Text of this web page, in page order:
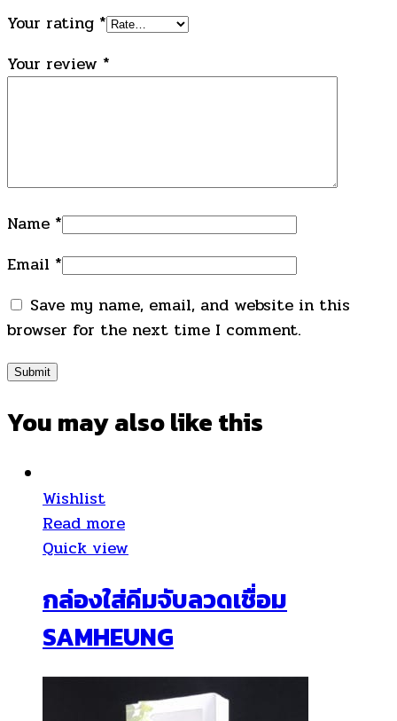
Your rating *
Your review *
Name *
Email *
Save my name, email, and website in this
browser for the next time I comment.
You may alsolike this
Wishlist
Read more
Quick view
กล่องใส่คีมจับลวดเชื่อม
SAMHEUNG